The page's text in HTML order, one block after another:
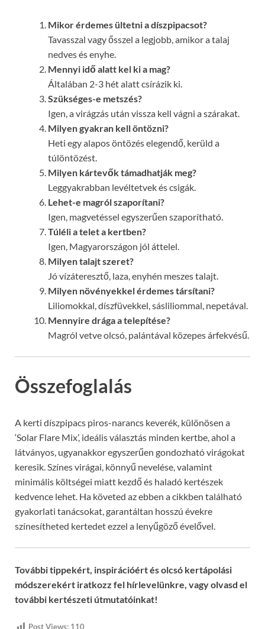
Mikor érdemes ültetni a díszpipacsot?
Tavasszal vagy ősszel a legjobb, amikor a talaj
nedves és enyhe.
Mennyi idő alatt kel ki a mag?
Általában 2-3 hét alatt csírázik ki.
Szükséges-e metszés?
Igen, a virágzás után vissza kell vágni a szárakat.
Milyen gyakran kell öntözni?
Heti egy alapos öntözés elegendő, kerüld a
túlöntözést.
Milyen kártevők támadhatják meg?
Leggyakrabban levéltetvek és csigák.
Lehet-e magról szaporítani?
Igen, magvetéssel egyszerűen szaporítható.
Túléli a telet a kertben?
Igen, Magyarországon jól áttelel.
Milyen talajt szeret?
Jó vízáteresztő, laza, enyhén meszes talajt.
Milyen növényekkel érdemes társítani?
Liliomokkal, díszfüvekkel, sásliliommal, nepetával.
Mennyire drága a telepítése?
Magról vetve olcsó, palántával közepes árfekvésű.
Összefoglalás
A kerti díszpipacs piros-narancs keverék, különösen a
‘Solar Flare Mix’, ideális választás minden kertbe, ahol a
látványos, ugyanakkor egyszerűen gondozható virágokat
keresik. Színes virágai, könnyű nevelése, valamint
minimális költségei miatt kezdő és haladó kertészek
kedvence lehet. Ha követed az ebben a cikkben található
gyakorlati tanácsokat, garantáltan hosszú évekre
színesítheted kertedet ezzel a lenyűgöző évelővel.
További tippekért, inspirációért és olcsó kertápolási
módszerekért iratkozz fel hírlevelünkre, vagy olvasd el
további kertészeti útmutatóinkat!
Post Views: 110